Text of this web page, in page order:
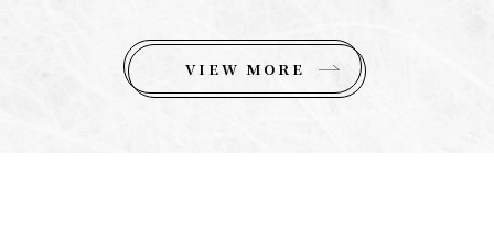
VIEW MORE